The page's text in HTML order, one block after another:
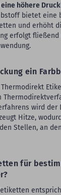
höhere
bietet eine
und erhöht
erfolgt
ein
wird der
Hitze,
Stellen, an
für